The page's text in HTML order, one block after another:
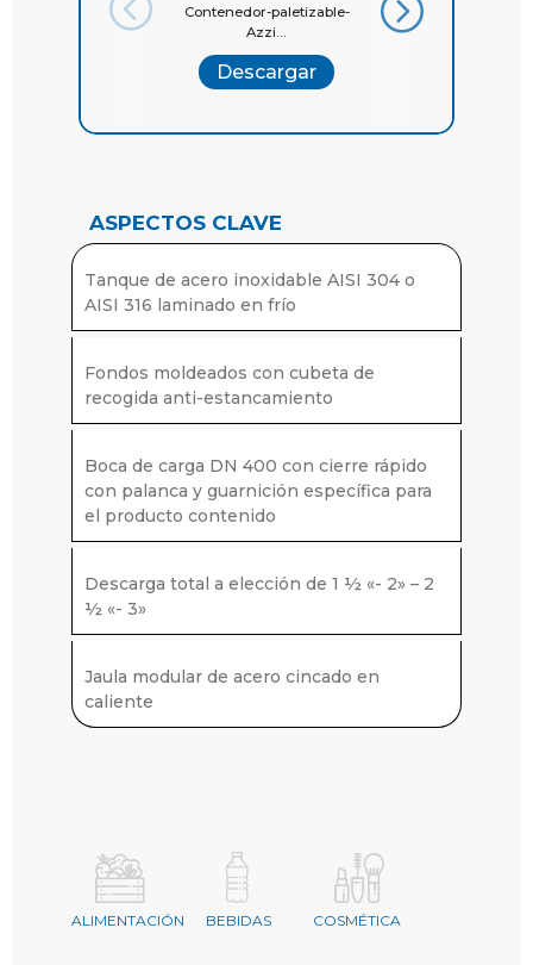
Contenedor-paletizable-
Azzi...
Descargar
ASPECTOS CLAVE
Tanque de acero inoxidable AISI 304 o
AISI 316 laminado en frío
Fondos moldeados con cubeta de
recogida anti-estancamiento
Boca de carga DN 400 con cierre rápido
con palanca y guarnición específica para
el producto contenido
Descarga total a elección de 1 ½ «- 2» – 2
½ «- 3»
Jaula modular de acero cincado en
caliente
ALIMENTACIÓN BEBIDAS COSMÉTICA